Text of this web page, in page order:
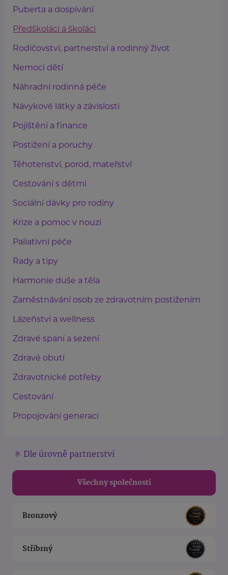
Puberta a dospívání
Předškoláci a školáci
Rodičovství, partnerství a rodinný život
Nemoci dětí
Náhradní rodinná péče
Návykové látky a závislosti
Pojištění a finance
Postižení a poruchy
Těhotenství, porod, mateřství
Cestování s dětmi
Sociální dávky pro rodiny
Krize a pomoc v nouzi
Paliativní péče
Rady a tipy
Harmonie duše a těla
Zaměstnávání osob ze zdravotním postižením
Lázeňství a wellness
Zdravé spaní a sezení
Zdravé obutí
Zdravotnické potřeby
Cestování
Propojování generací
Dle úrovně partnerství
Všechny společnosti
Bronzový
Stříbrný